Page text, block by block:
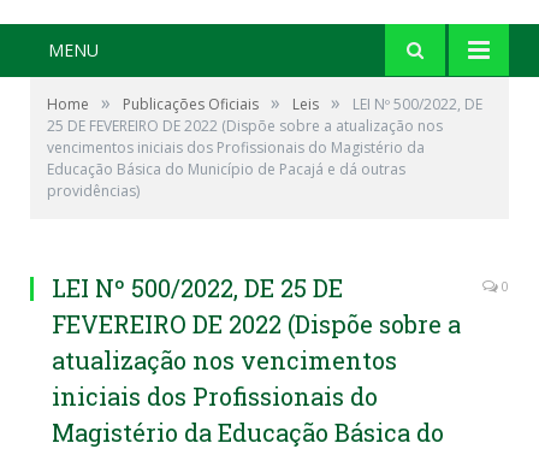
MENU
Home » Publicações Oficiais » Leis »
LEI Nº 500/2022, DE
25 DE FEVEREIRO DE 2022 (Dispõe sobre a atualização nos
vencimentos iniciais dos Profissionais do Magistério da
Educação Básica do Município de Pacajá e dá outras
providências)
LEI Nº 500/2022, DE 25 DE
FEVEREIRO DE 2022 (Dispõe sobre a
atualização nos vencimentos
iniciais dos Profissionais do
Magistério da Educação Básica do
0